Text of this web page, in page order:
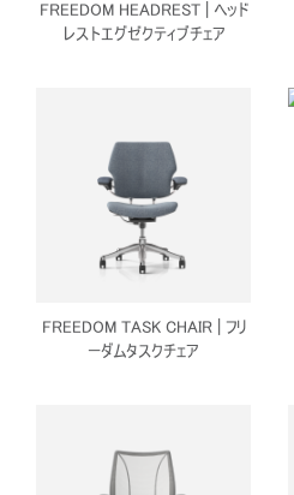
FREEDOM HEADREST | ヘッド
レストエグゼクティブチェア
FREEDOM TASK CHAIR | フリ
ーダムタスクチェア